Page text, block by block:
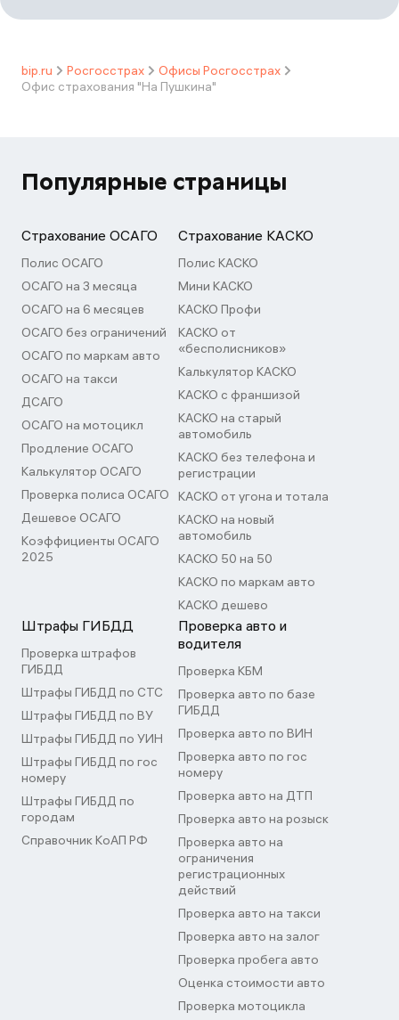
bip.ru Росгосстрах
Офисы Росгосстрах
Офис страхования "На Пушкина"
Популярные страницы
Страхование ОСАГО
Полис ОСАГО
ОСАГО на 3 месяца
ОСАГО на 6 месяцев
ОСАГО без ограничений
ОСАГО по маркам авто
ОСАГО на такси
ДСАГО
ОСАГО на мотоцикл
Продление ОСАГО
Калькулятор ОСАГО
Проверка полиса ОСАГО
Дешевое ОСАГО
Коэффициенты ОСАГО
2025
Страхование КАСКО
Полис КАСКО
Мини КАСКО
КАСКО Профи
КАСКО от
«бесполисников»
Калькулятор КАСКО
КАСКО с франшизой
КАСКО на старый
автомобиль
КАСКО без телефона и
регистрации
КАСКО от угона и тотала
КАСКО на новый
автомобиль
КАСКО 50 на 50
КАСКО по маркам авто
КАСКО дешево
Штрафы ГИБДД
Проверка штрафов
ГИБДД
Штрафы ГИБДД по СТС
Штрафы ГИБДД по ВУ
Штрафы ГИБДД по УИН
Штрафы ГИБДД по гос
номеру
Штрафы ГИБДД по
городам
Справочник КоАП РФ
Проверка авто и
водителя
Проверка КБМ
Проверка авто по базе
ГИБДД
Проверка авто по ВИН
Проверка авто по гос
номеру
Проверка авто на ДТП
Проверка авто на розыск
Проверка авто на
ограничения
регистрационных
действий
Проверка авто на такси
Проверка авто на залог
Проверка пробега авто
Оценка стоимости авто
Проверка мотоцикла